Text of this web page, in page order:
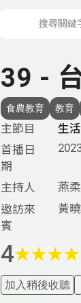
39 -
食農教育 教育
主節目
生
首播日
期
主持人
燕
邀訪來
賓
黃
4★★★★
加入稍後收聽